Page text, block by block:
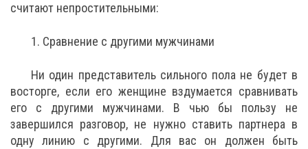
считают непростительными:
1. Сравнение с другими мужчинами
Ни один представитель сильного пола не будет в
восторге, если его женщине вздумается сравнивать
его с другими мужчинами. В чью бы пользу не
завершился разговор, не нужно ставить партнера в
одну линию с другими. Для вас он должен быть